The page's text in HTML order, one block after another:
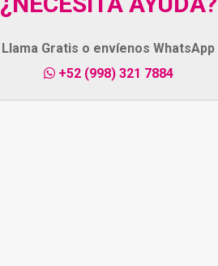
Llama Gratis o envíenos WhatsApp
+52 (998) 321 7884